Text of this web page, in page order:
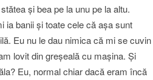
şi bea pe la unu pe la altu.
ia banii şi toate cele că aşa sunt
Eu nu le dau nimica că mi se cuvin
lovit din greşeală cu maşina. Şi
Eu, normal chiar dacă eram încă